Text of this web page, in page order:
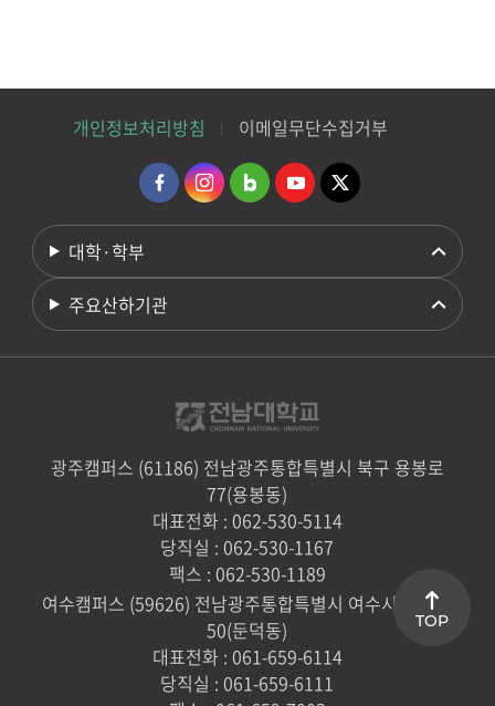
개인정보처리방침 이메일무단수집거부
대학·학부
주요산하기관
광주캠퍼스 (61186) 전남광주통합특별시 북구 용봉로
77(용봉동)
대표전화 : 062-530-5114
당직실 : 062-530-1167
팩스 : 062-530-1189
여수캠퍼스 (59626) 전남광주통합특별시 여수시 대학로
50(둔덕동)
대표전화 : 061-659-6114
당직실 : 061-659-6111
TOP